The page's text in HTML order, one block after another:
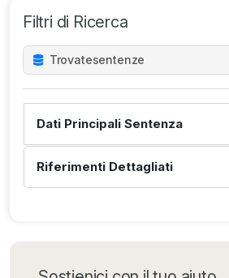
Filtri di Ricerca
Trovatesentenze
Dati Principali Sentenza
Riferimenti Dettagliati